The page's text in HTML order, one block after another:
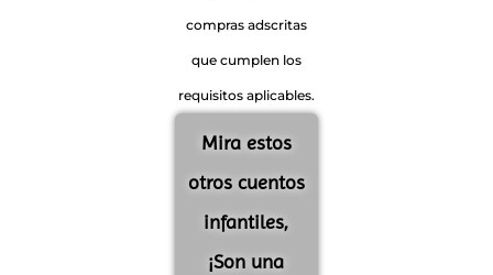
compras adscritas
que cumplen los
requisitos aplicables.
Mira estos
otros cuentos
infantiles,
¡Son una